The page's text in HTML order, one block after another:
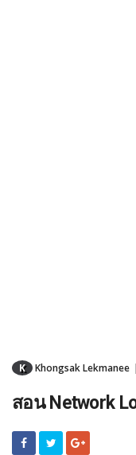
K Khongsak Lekmanee
สอน Network